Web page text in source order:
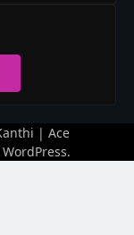
| Ace
WordPress.